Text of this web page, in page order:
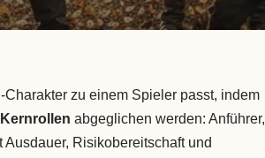
zu einem Spieler passt, indem
Kernrollen abgeglichen werden: Anführer,
Risikobereitschaft und